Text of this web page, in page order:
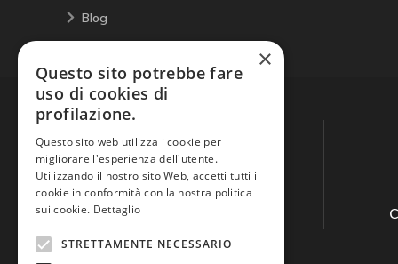
Blog
Guida all'acquisto
×
Questo sito potrebbe fare
uso di cookies di
profilazione.
Questo sito web utilizza i cookie per
migliorare l'esperienza dell'utente.
Utilizzando il nostro sito Web, accetti tutti i
cookie in conformità con la nostra politica
sui cookie. Dettaglio
STRETTAMENTE NECESSARIO